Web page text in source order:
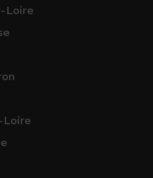
Loire
Loire